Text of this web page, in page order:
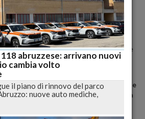
Luglio 2025 16:20
provoca temporali localizzati su
godrà di un clima più piacevole
pressione
che, contravvenendo all’anticiclone
ha innescatotemporali notturni
tra
accumuli fino a
impulso instabile si muoverà verso
abruzzese: arrivano nuovi
cambia volto
il piano di rinnovo del parco
nuove auto mediche,